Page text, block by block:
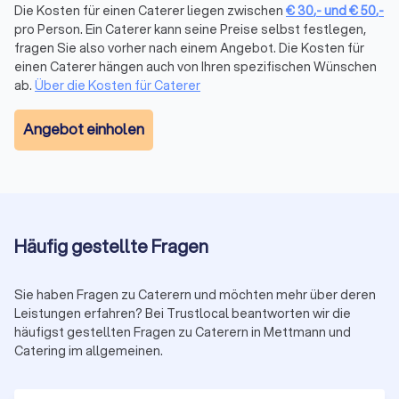
Foodtruck
Foodtrucks bringen mobile Küche direkt auf Ihr Event. Von
hin zu Bowls oder Tacos wird vieles direkt vor Ort zubereitet.
Foodtrucks sorgen für eine lockere, interaktive Atmosphäre.
Vegane und vegetarische Angebote
Immer mehr Anbieter in Mettmann bieten ausschließlich
Salaten oder Wraps über Burger und Pasta bis zu veganen
Desserts. Diese Variante ist sehr gefragt bei nachhaltigen
Firmenevents, Yoga-Retreats oder modernen Hochzeiten.
Die Kosten für einen Caterer liegen zwischen €30,-und€50,-
pro Person. Ein Caterer kann seine Preise selbst festlegen,
fragen Sie also vorher nach einem Angebot. Die Kosten für
einen Caterer hängen auch von Ihren spezifischen Wünschen
ab. Über die Kosten für Caterer
Angebot einholen
Häufig gestellte Fragen
Sie haben Fragen zu Caterern und möchten mehr über deren
Leistungen erfahren? Bei Trustlocal beantworten wir die
häufigst gestellten Fragen zu Caterern in Mettmann und
Catering im allgemeinen.